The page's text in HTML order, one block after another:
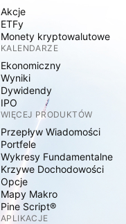
Akcje
ETFy
Monety kryptowalutowe
KALENDARZE
Ekonomiczny
Wyniki
Dywidendy
IPO
WIĘCEJ PRODUKTÓW
Przepływ Wiadomości
Portfele
Wykresy Fundamentalne
Krzywe Dochodowości
Opcje
Mapy Makro
Pine Script®
APLIKACJE